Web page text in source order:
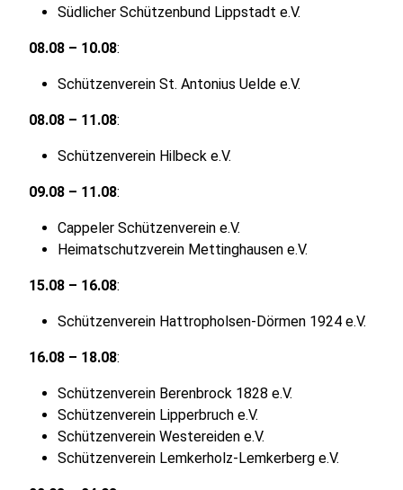
Südlicher Schützenbund Lippstadt e.V.​
08.08 – 10.08:
Schützenverein St. Antonius Uelde e.V.
08.08 – 11.08:
Schützenverein Hilbeck e.V.​
09.08 – 11.08:
Cappeler Schützenverein e.V.
Heimatschutzverein Mettinghausen e.V.​
15.08 – 16.08:
Schützenverein Hattropholsen-Dörmen 1924 e.V.​
16.08 – 18.08:
Schützenverein Berenbrock 1828 e.V.
Schützenverein Lipperbruch e.V.
Schützenverein Westereiden e.V.​
Schützenverein Lemkerholz-Lemkerberg e.V.